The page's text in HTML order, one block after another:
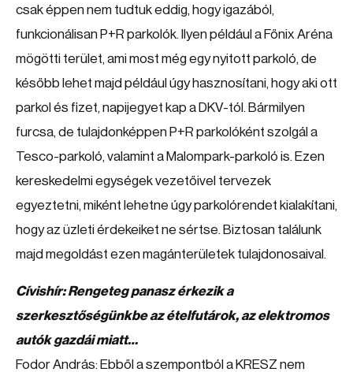
csak éppen nem tudtuk eddig, hogy igazából,
funkcionálisan P+R parkolók. Ilyen például a Főnix Aréna
mögötti terület, ami most még egy nyitott parkoló, de
később lehet majd például úgy hasznosítani, hogy aki ott
parkol és fizet, napijegyet kap a DKV-tól. Bármilyen
furcsa, de tulajdonképpen P+R parkolóként szolgál a
Tesco-parkoló, valamint a Malompark-parkoló is. Ezen
kereskedelmi egységek vezetőivel tervezek
egyeztetni, miként lehetne úgy parkolórendet kialakítani,
hogy az üzleti érdekeiket ne sértse. Biztosan találunk
majd megoldást ezen magánterületek tulajdonosaival.
Cívishír: Rengeteg panasz érkezik a
szerkesztőségünkbe az ételfutárok, az elektromos
autók gazdái miatt…
Fodor András: Ebből a szempontból a KRESZ nem